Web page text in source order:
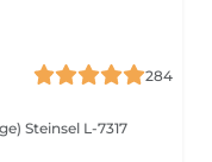
284
Steinsel L-7317